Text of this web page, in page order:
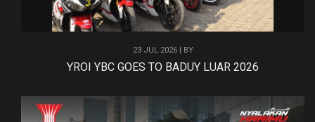
23 JUL 2026 | BY
YROI YBC GOES TO BADUY LUAR 2026